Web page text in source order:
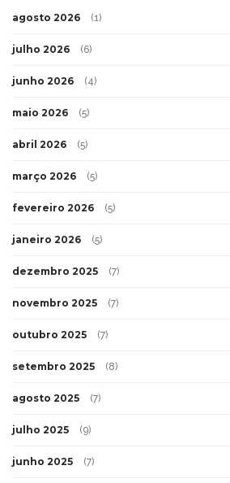
agosto 2026 (1)
julho 2026 (6)
junho 2026 (4)
maio 2026 (5)
abril 2026 (5)
março 2026 (5)
fevereiro 2026 (5)
janeiro 2026 (5)
dezembro 2025 (7)
novembro 2025 (7)
outubro 2025 (7)
setembro 2025 (8)
agosto 2025 (7)
julho 2025 (9)
junho 2025 (7)